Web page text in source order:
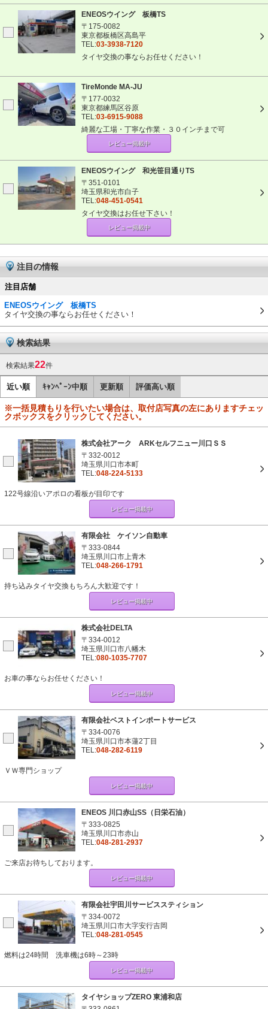
ENEOSウイング 板橋TS
〒175-0082
東京都板橋区高島平
TEL:03-3938-7120
タイヤ交換の事ならお任せください！
TireMonde MA-JU
〒177-0032
東京都練馬区谷原
TEL:03-6915-9088
綺麗な工場・丁寧な作業・３０インチまで可
レビュー掲載中
ENEOSウイング 和光笹目通りTS
〒351-0101
埼玉県和光市白子
TEL:048-451-0541
タイヤ交換はお任せ下さい！
レビュー掲載中
注目の情報
注目店舗
ENEOSウイング 板橋TS
タイヤ交換の事ならお任せください！
検索結果
検索結果22件
近い順 ｷｬﾝﾍﾟｰﾝ中順 更新順 評価高い順
※一括見積もりを行いたい場合は、取付店写真の左にありますチェッ
クボックスをクリックしてください。
株式会社アーク ARKセルフニュー川口ＳＳ
〒332-0012
埼玉県川口市本町
TEL:048-224-5133
122号線沿いアポロの看板が目印です
レビュー掲載中
有限会社 ケイソン自動車
〒333-0844
埼玉県川口市上青木
TEL:048-266-1791
持ち込みタイヤ交換もちろん大歓迎です！
レビュー掲載中
株式会社DELTA
〒334-0012
埼玉県川口市八幡木
TEL:080-1035-7707
お車の事ならお任せください！
レビュー掲載中
有限会社ベストインポートサービス
〒334-0076
埼玉県川口市本蓮2丁目
TEL:048-282-6119
ＶＷ専門ショップ
レビュー掲載中
ENEOS 川口赤山SS（日栄石油）
〒333-0825
埼玉県川口市赤山
TEL:048-281-2937
ご来店お待ちしております。
レビュー掲載中
有限会社宇田川サービススティション
〒334-0072
埼玉県川口市大字安行吉岡
TEL:048-281-0545
燃料は24時間 洗車機は6時～23時
レビュー掲載中
タイヤショップZERO 東浦和店